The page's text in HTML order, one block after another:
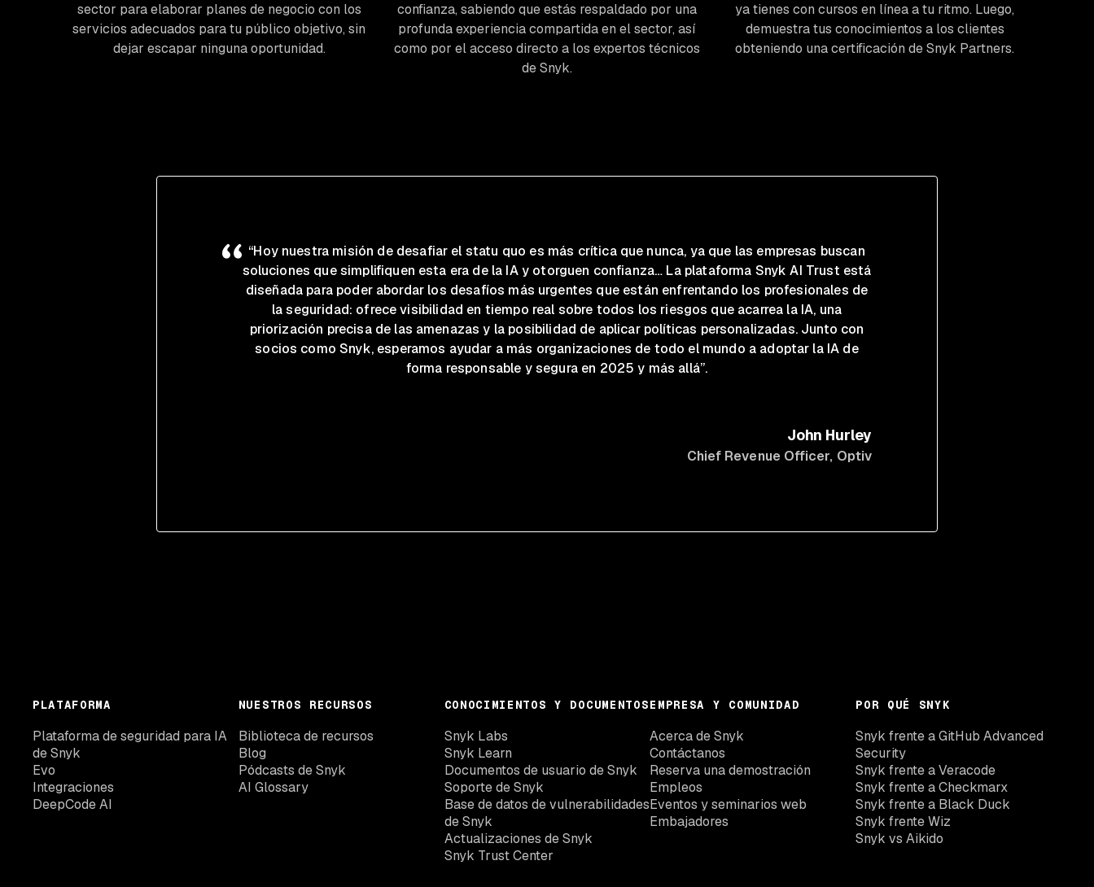
sector para elaborar planes de negocio con los
servicios adecuados para tu público objetivo, sin
dejar escapar ninguna oportunidad.
confianza, sabiendo que estás respaldado por una
profunda experiencia compartida en el sector, así
como por el acceso directo a los expertos técnicos
de Snyk.
ya tienes con cursos en línea a tu ritmo. Luego,
demuestra tus conocimientos a los clientes
obteniendo una certificación de Snyk Partners.
“Hoy nuestra misión de desafiar el statu quo es más crítica que nunca, ya que las empresas buscan
soluciones que simplifiquen esta era de la IA y otorguen confianza… La plataforma Snyk AI Trust está
diseñada para poder abordar los desafíos más urgentes que están enfrentando los profesionales de
la seguridad: ofrece visibilidad en tiempo real sobre todos los riesgos que acarrea la IA, una
priorización precisa de las amenazas y la posibilidad de aplicar políticas personalizadas. Junto con
socios como Snyk, esperamos ayudar a más organizaciones de todo el mundo a adoptar la IA de
forma responsable y segura en 2025 y más allá”.
John Hurley
Chief Revenue Officer, Optiv
PLATAFORMA
Plataforma de seguridad para IA
de Snyk
Evo
Integraciones
DeepCode AI
NUESTROS RECURSOS
Biblioteca de recursos
Blog
Pódcasts de Snyk
AI Glossary
CONOCIMIENTOS Y DOCUMENTOS
Snyk Labs
Snyk Learn
Documentos de usuario de Snyk
Soporte de Snyk
Base de datos de vulnerabilidades
de Snyk
Actualizaciones de Snyk
Snyk Trust Center
EMPRESA Y COMUNIDAD
Acerca de Snyk
Contáctanos
Reserva una demostración
Empleos
Eventos y seminarios web
Embajadores
POR QUÉ SNYK
Snyk frente a GitHub Advanced
Security
Snyk frente a Veracode
Snyk frente a Checkmarx
Snyk frente a Black Duck
Snyk frente Wiz
Snyk vs Aikido